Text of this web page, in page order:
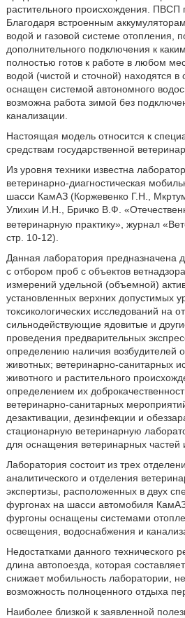
растительного происхождения. ПВСП
Благодаря встроенным
водой и газовой системе отопления,
дополнительного подключения к
полностью готов к работе в любом
водой (чистой и сточной) находятся
оснащен системой автономного
возможна работа зимой без
канализации.
Настоящая модель относится к
средствам государственной
Из уровня техники известна
ветеринарно-диагностическая
шасси КамАЗ (Коржевенко Г.Н.,
Улихин И.Н., Бричко В.Ф.
ветеринарную практику», журнал
стр. 10-12).
Данная лаборатория предназначена
с отбором проб с объектов
измерений удельной (объемной)
установленных верхних допустимых
токсикологических исследований на
сильнодействующие ядовитые и
проведения предварительных
определению наличия возбудителей
животных; ветеринарно-санитарных
животного и растительного
определением их
ветеринарно-санитарных
дезактивации, дезинфекции и
стационарную ветеринарную
для оснащения ветеринарных частей
Лаборатория состоит из трех
аналитического и отделения
экспертизы, расположенных в двух
фургонах на шасси автомобиля
фургоны оснащены системами
освещения, водоснабжения и
Недостатками данного технического
длина автопоезда, которая
снижает мобильность лаборатории,
возможность полноценного отдыха
Наиболее близкой к заявленной